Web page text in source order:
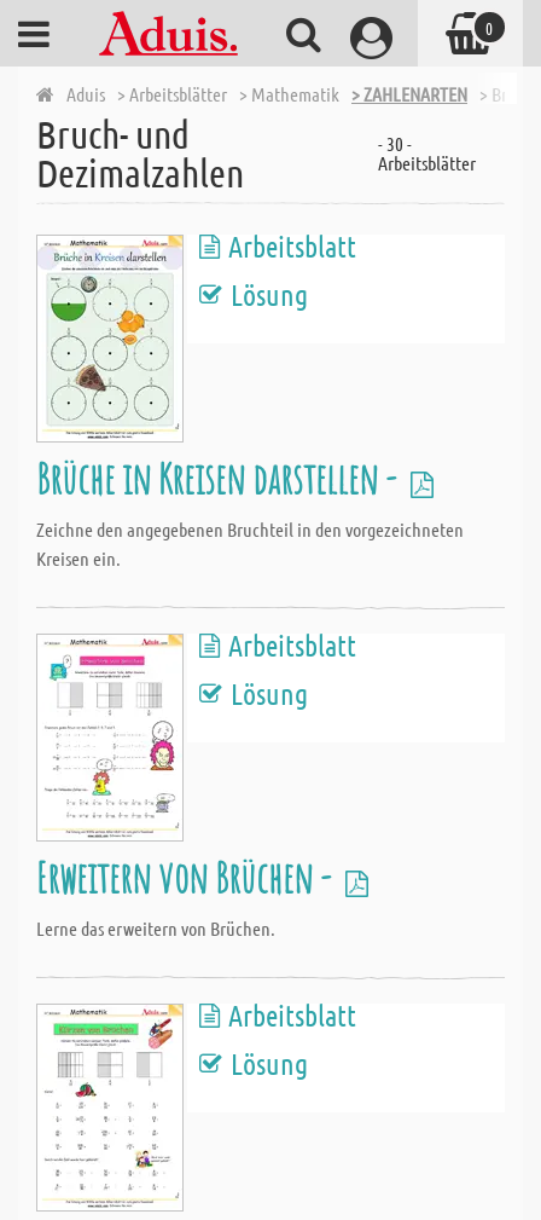
Aduis > Arbeitsblätter > Mathematik > ZAHLENARTEN >
Bruch- und
Dezimalzahlen
- 30 -
Arbeitsblätter
Arbeitsblatt
Lösung
Brüche in Kreisen darstellen -
Zeichne den angegebenen Bruchteil in den vorgezeichneten
Kreisen ein.
Arbeitsblatt
Lösung
Erweitern von Brüchen -
Lerne das erweitern von Brüchen.
Arbeitsblatt
Lösung
0